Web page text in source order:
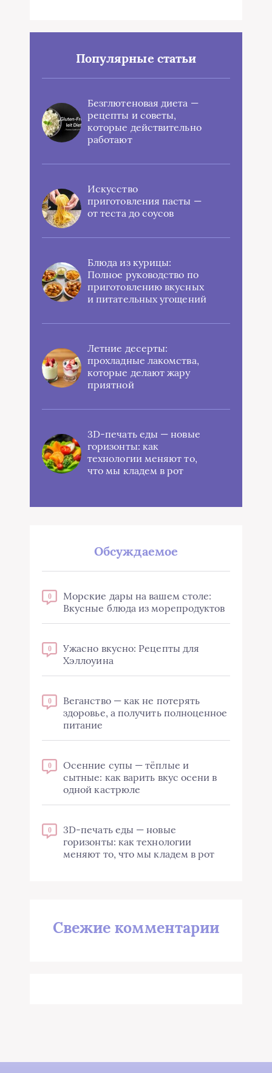
Популярные статьи
Безглютеновая диета —
рецепты и советы,
которые действительно
работают
Искусство
приготовления пасты —
от теста до соусов
Блюда из курицы:
Полное руководство по
приготовлению вкусных
и питательных угощений
Летние десерты:
прохладные лакомства,
которые делают жару
приятной
3D-печать еды — новые
горизонты: как
технологии меняют то,
что мы кладем в рот
Обсуждаемое
0
Морские дары на вашем столе:
Вкусные блюда из морепродуктов
0
Ужасно вкусно: Рецепты для
Хэллоуина
0
Веганство — как не потерять
здоровье, а получить полноценное
питание
0
Осенние супы — тёплые и
сытные: как варить вкус осени в
одной кастрюле
0
3D-печать еды — новые
горизонты: как технологии
меняют то, что мы кладем в рот
Свежие комментарии